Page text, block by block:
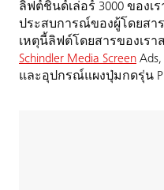
ลิฟต์ชินด์เล่อร์ 3000 ของเ
ประสบการณ์ของผู้โดยสา
เหตุนี้ลิฟต์โดยสารของเร
Schindler Media Screen
และอุปกรณ์แผงปุ่มกดรุ่น